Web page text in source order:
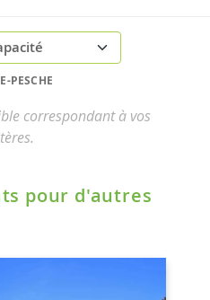
PESCHE
correspondant à vos
pour d'autres